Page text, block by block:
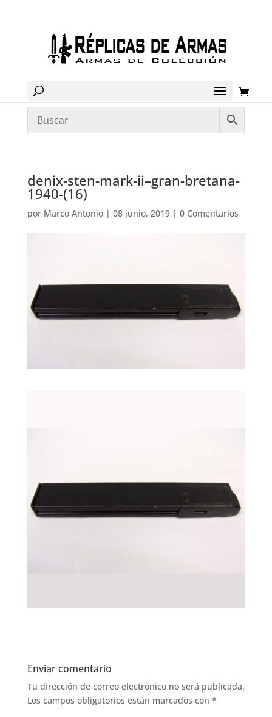
denix-sten-mark-ii–gran-bretana-
1940-(16)
por Marco Antonio| 08 junio, 2019| 0 Comentarios
Enviar comentario
Tu dirección de correo electrónico no será publicada.
Los campos obligatorios están marcados con *